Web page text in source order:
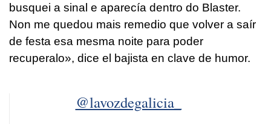
busquei a sinal e aparecía dentro do Blaster.
Non me quedou mais remedio que volver a saír
de festa esa mesma noite para poder
recuperalo», dice el bajista en clave de humor.
@lavozdegalicia_